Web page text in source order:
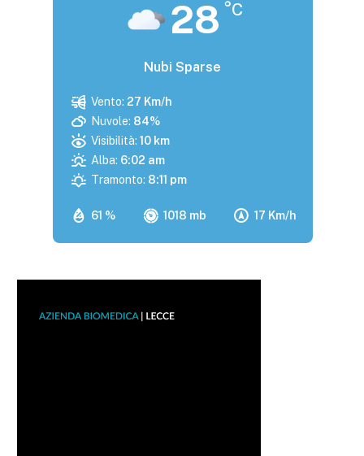
28 °C
Nubi Sparse
61 % 1018 mb 17 Km/h
Vento: 27 Km/h
Nuvole: 84%
Visibilità: 10 km
Alba: 6:02 am
Tramonto: 8:11 pm